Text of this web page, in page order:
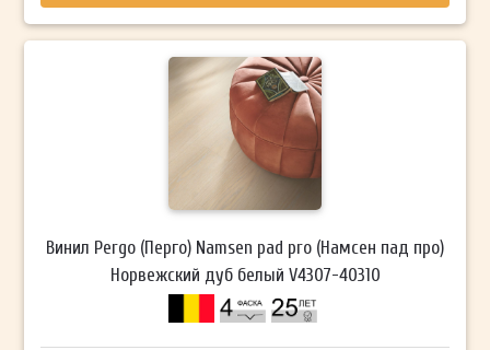
Винил Pergo (Перго) Namsen pad pro (Намсен пад про)
Норвежский дуб белый V4307-40310